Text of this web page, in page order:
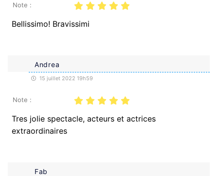
Note :
Bellissimo! Bravissimi
Andrea
15 juillet 2022 19h59
Note :
Tres jolie spectacle, acteurs et actrices
extraordinaires
Fab